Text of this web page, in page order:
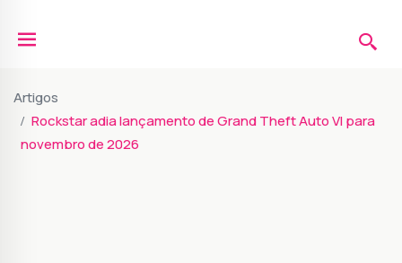
Artigos
Rockstar adia lançamento de Grand Theft Auto VI para
novembro de 2026